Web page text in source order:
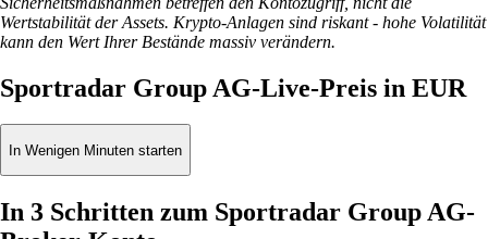
Wertstabilität der Assets. Krypto-Anlagen sind riskant - hohe Volatilität
kann den Wert Ihrer Bestände massiv verändern.
Sportradar Group AG-Live-Preis in EUR
In Wenigen Minuten starten
In 3 Schritten zum Sportradar Group AG-